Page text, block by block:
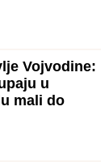
Vojvodine:
u
mali do